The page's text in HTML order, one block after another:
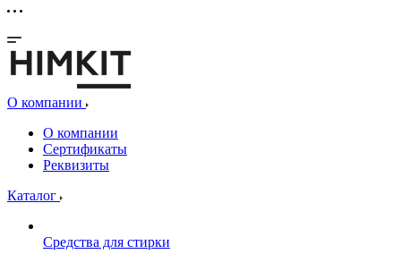
О компании
О компании
Сертификаты
Реквизиты
Каталог
Средства для стирки